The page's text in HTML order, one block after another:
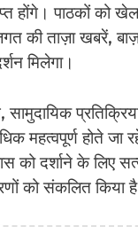
होंगे। पाठकों
की ताज़ा खबरें,
मिलेगा।
महत्वपूर्ण होते जा
को दर्शाने के लिए
को संकलित किया